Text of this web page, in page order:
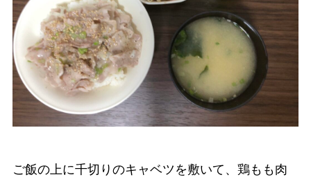
ご飯の上に千切りのキャベツを敷いて、鶏もも肉